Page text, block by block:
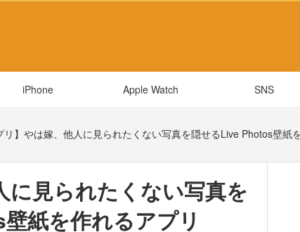
iPhone Apple Watch SNS
リ】やは嫁、他人に見られたくない写真を隠せるLive Photos壁紙
に見られたくない写真を
紙を作れるアプリ